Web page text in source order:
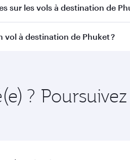
Airways. Nous
sur les vols à destination de
l'itinéraire et de la compagnie
vol à destination de Phuket ?
?